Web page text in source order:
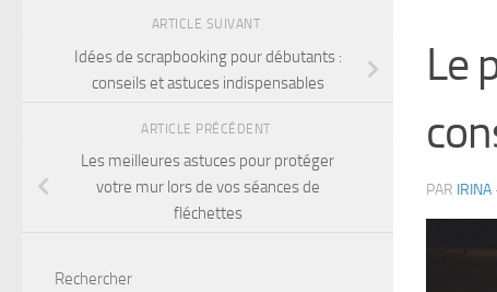
Le
PAR IRINA ·
ARTICLE SUIVANT
Idées de scrapbooking pour débutants :
conseils et astuces indispensables
ARTICLE PRÉCÉDENT
Les meilleures astuces pour protéger
votre mur lors de vos séances de
fléchettes
Rechercher